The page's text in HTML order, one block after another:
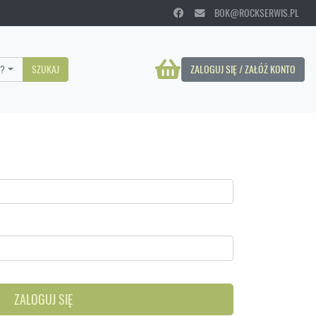
BOK@ROCKSERWIS.PL
ZALOGUJ SIĘ / ZAŁÓŻ KONTO
SZUKAJ
ZALOGUJ SIĘ